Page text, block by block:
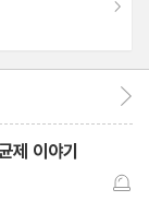
제 이야기